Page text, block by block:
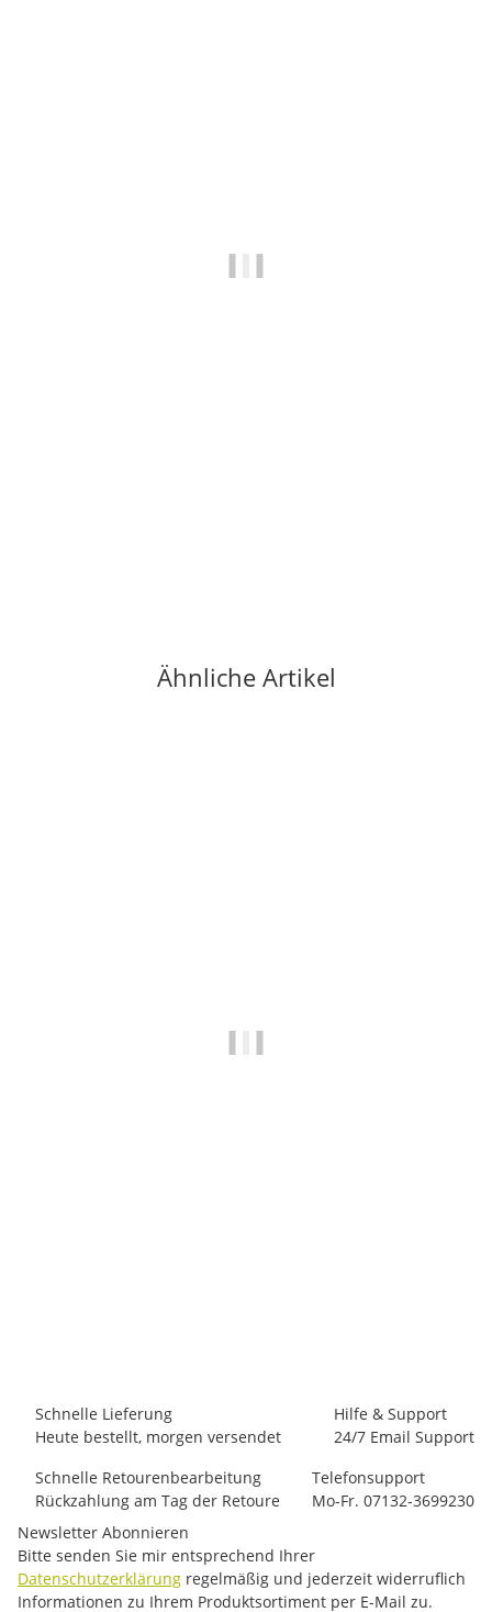
Ähnliche Artikel
Schnelle Lieferung
Heute bestellt, morgen versendet
Hilfe & Support
24/7 Email Support
Schnelle Retourenbearbeitung
Rückzahlung am Tag der Retoure
Telefonsupport
Mo-Fr. 07132-3699230
Newsletter Abonnieren
Bitte senden Sie mir entsprechend Ihrer
Datenschutzerklärung regelmäßig und jederzeit widerruflich
Informationen zu Ihrem Produktsortiment per E-Mail zu.